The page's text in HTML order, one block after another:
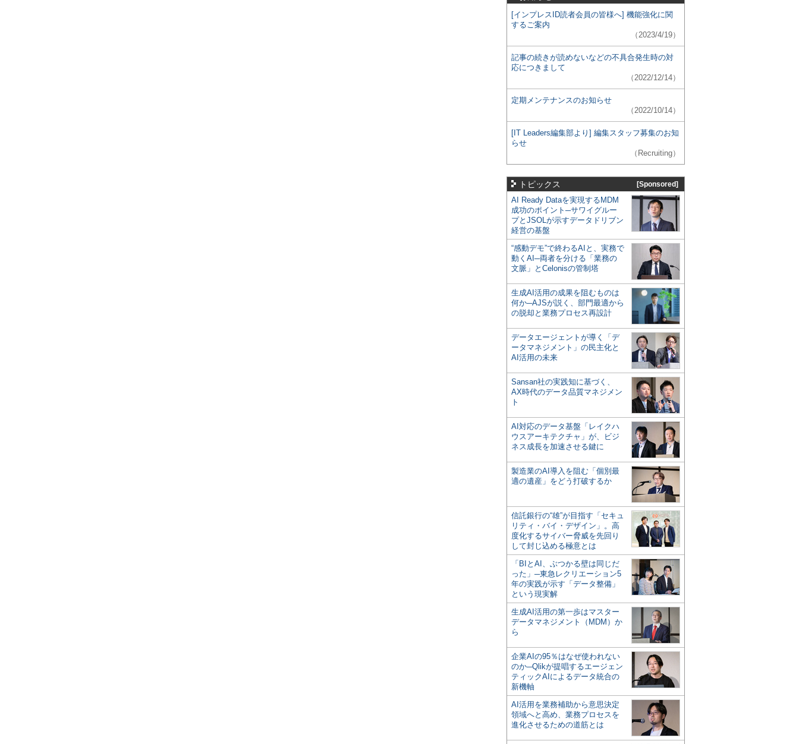
[インプレスID読者会員の皆様へ] 機能強化に関
するご案内
（2023/4/19）
記事の続きが読めないなどの不具合発生時の対
応につきまして
（2022/12/14）
定期メンテナンスのお知らせ
（2022/10/14）
[IT Leaders編集部より] 編集スタッフ募集のお知
らせ
（Recruiting）
トピックス [Sponsored]
AI Ready Dataを実現するMDM
成功のポイント─サワイグルー
プとJSOLが示すデータドリブン
経営の基盤
“感動デモ”で終わるAIと、実務で
動くAI─両者を分ける「業務の
文脈」とCelonisの管制塔
生成AI活用の成果を阻むものは
何か─AJSが説く、部門最適から
の脱却と業務プロセス再設計
データエージェントが導く「デ
ータマネジメント」の民主化と
AI活用の未来
Sansan社の実践知に基づく、
AX時代のデータ品質マネジメン
ト
AI対応のデータ基盤「レイクハ
ウスアーキテクチャ」が、ビジ
ネス成長を加速させる鍵に
製造業のAI導入を阻む「個別最
適の遺産」をどう打破するか
信託銀行の“雄”が目指す「セキュ
リティ・バイ・デザイン」。高
度化するサイバー脅威を先回り
して封じ込める極意とは
「BIとAI、ぶつかる壁は同じだ
った」─東急レクリエーション5
年の実践が示す「データ整備」
という現実解
生成AI活用の第一歩はマスター
データマネジメント（MDM）か
ら
企業AIの95％はなぜ使われない
のか─Qlikが提唱するエージェン
ティックAIによるデータ統合の
新機軸
AI活用を業務補助から意思決定
領域へと高め、業務プロセスを
進化させるための道筋とは